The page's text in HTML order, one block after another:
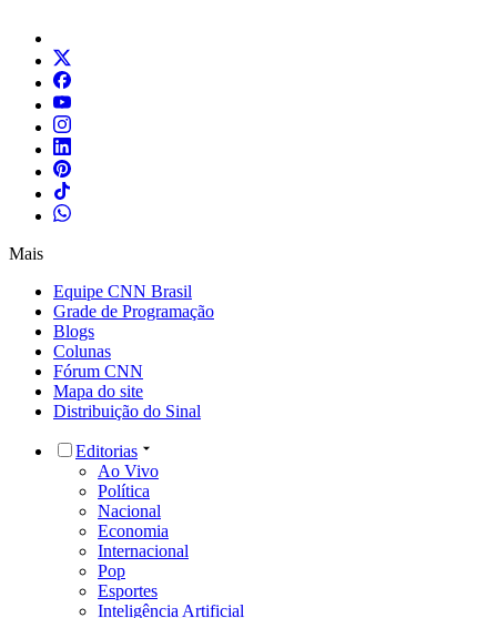
Mais
Equipe CNN Brasil
Grade de Programação
Blogs
Colunas
Fórum CNN
Mapa do site
Distribuição do Sinal
Editorias
Ao Vivo
Política
Nacional
Economia
Internacional
Pop
Esportes
Inteligência Artificial